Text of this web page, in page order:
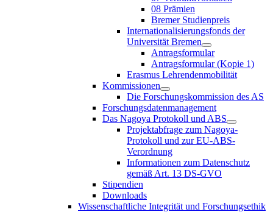
08 Prämien
Bremer Studienpreis
Internationalisierungsfonds der
Universität Bremen
Antragsformular
Antragsformular (Kopie 1)
Erasmus Lehrendenmobilität
Kommissionen
Die Forschungskommission des AS
Forschungsdatenmanagement
Das Nagoya Protokoll und ABS
Projektabfrage zum Nagoya-
Protokoll und zur EU-ABS-
Verordnung
Informationen zum Datenschutz
gemäß Art. 13 DS-GVO
Stipendien
Downloads
Wissenschaftliche Integrität und Forschungsethik